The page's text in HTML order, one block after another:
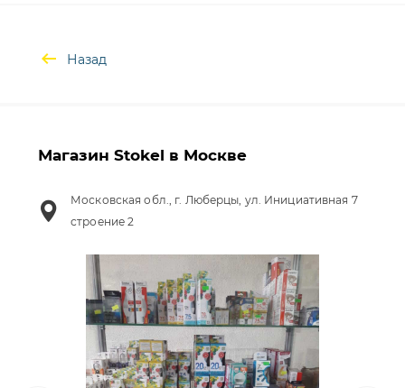
Назад
Магазин Stokel в Москве
Московская обл., г. Люберцы, ул. Инициативная 7
строение 2